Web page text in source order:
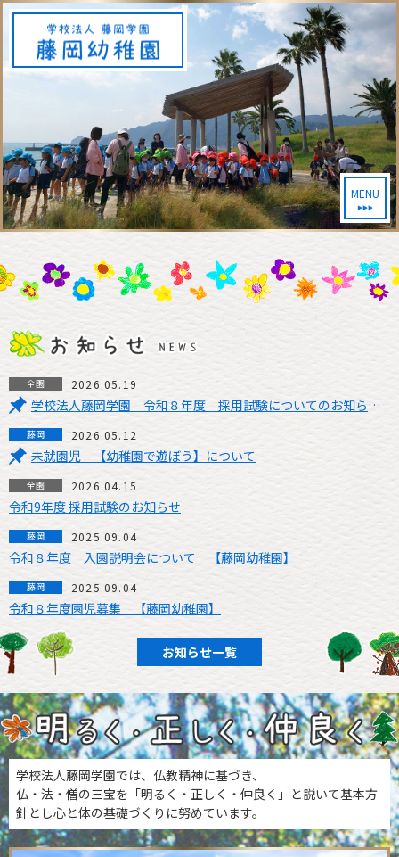
MENU
2026.05.19
学校法人藤岡学園 令和８年度 採用試験についてのお知らせ（令和9年度の就職を希望される方へ）
2026.05.12
未就園児 【幼稚園で遊ぼう】について
2026.04.15
令和9年度 採用試験のお知らせ
2025.09.04
令和８年度 入園説明会について 【藤岡幼稚園】
2025.09.04
令和８年度園児募集 【藤岡幼稚園】
お知らせ一覧
学校法人藤岡学園では、仏教精神に基づき、
仏・法・僧の三宝を「明るく・正しく・仲良く」と説いて基本方
針とし心と体の基礎づくりに努めています。